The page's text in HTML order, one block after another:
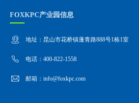
FOXKPC产业园信息
地址：昆山市花桥镇蓬青路888号1栋1室
电话：400-822-1558
邮箱：info@foxkpc.com